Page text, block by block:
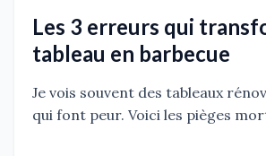
Les 3 erreurs qui
tableau en barbecue
Je vois souvent des tableaux
qui font peur. Voici les pièges